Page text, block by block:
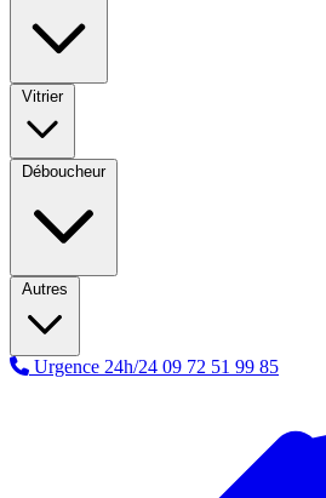
Vitrier
Déboucheur
Autres
Urgence 24h/24 09 72 51 99 85